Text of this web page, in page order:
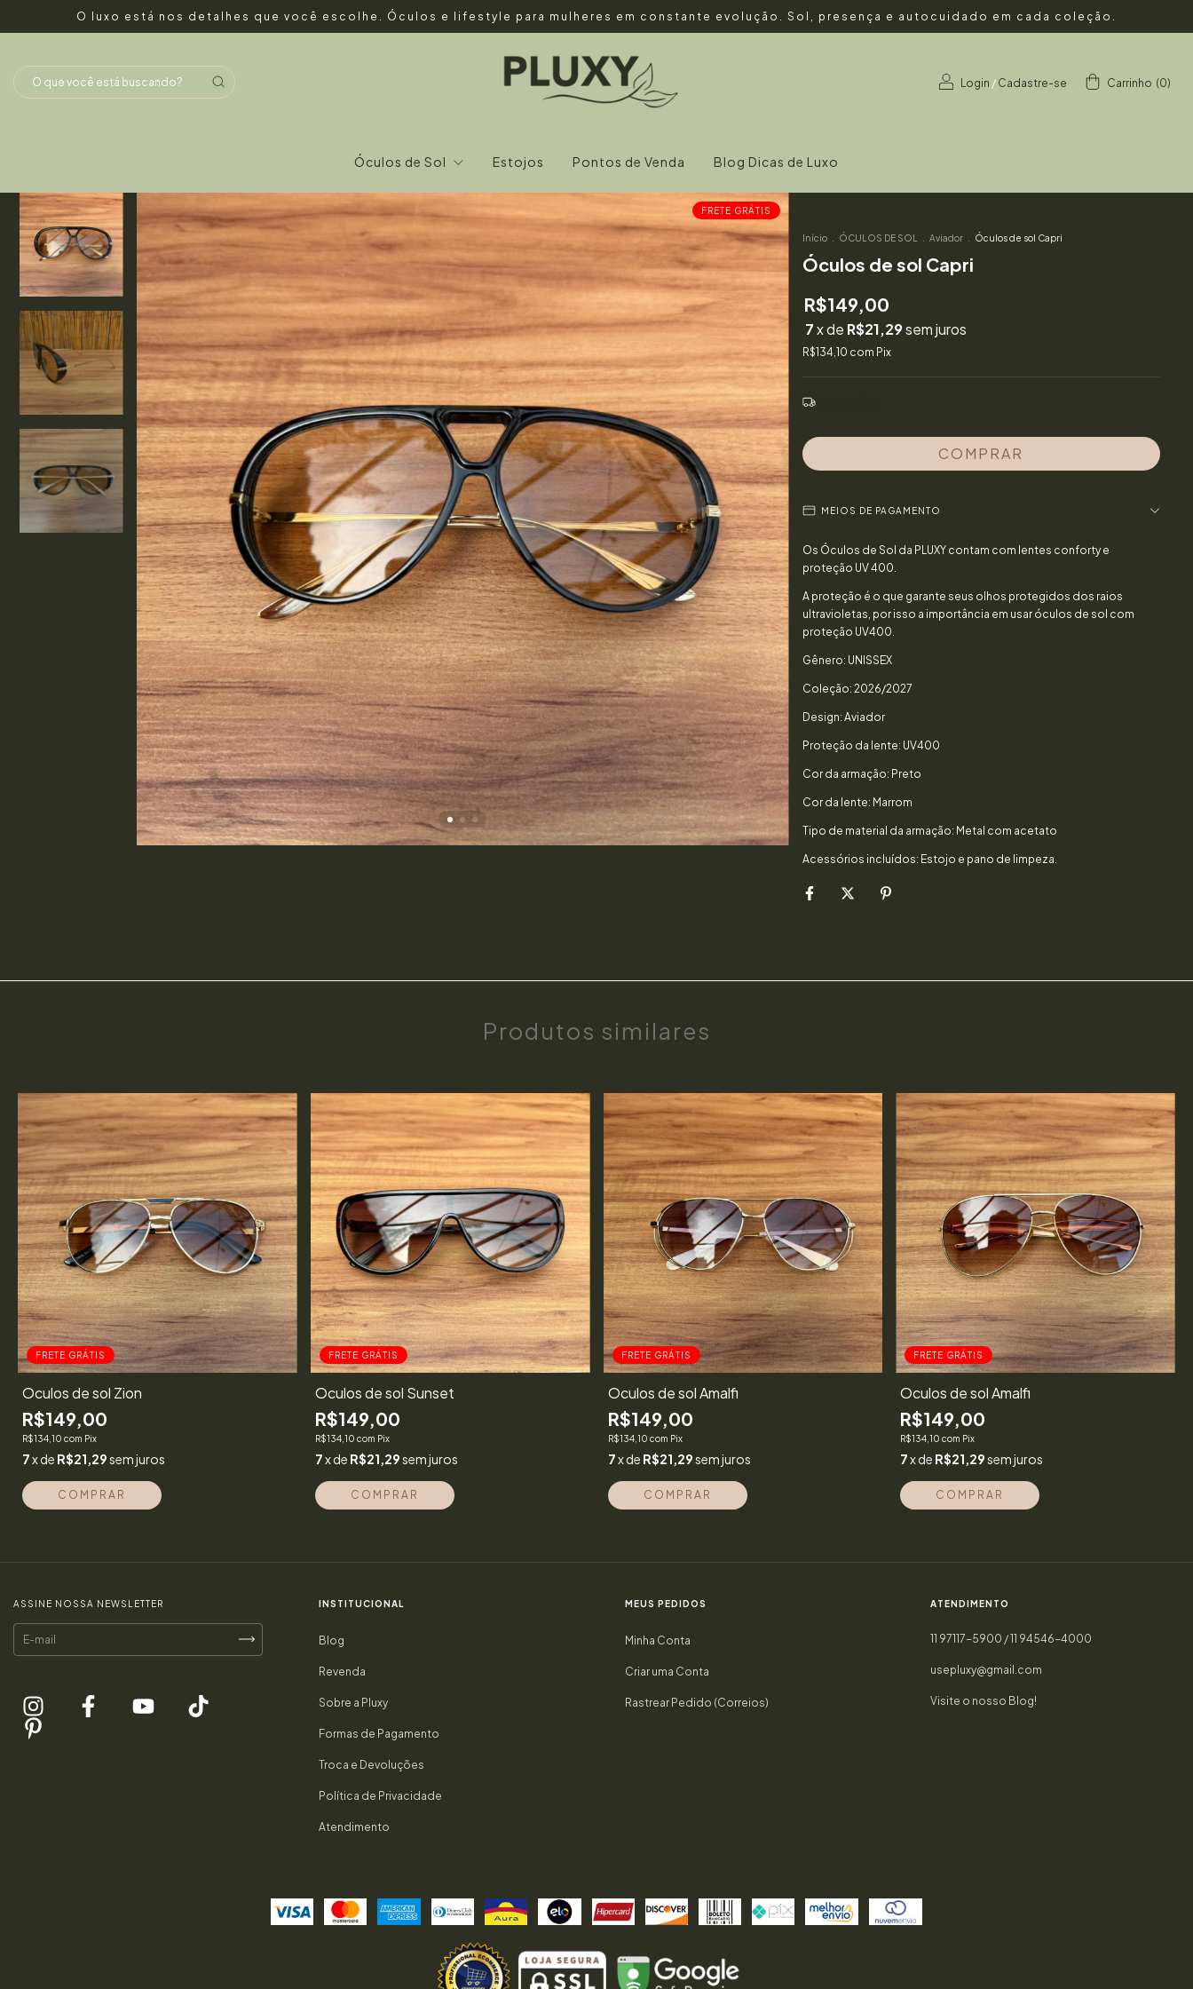
O luxo está nos detalhes que você escolhe. Óculos e lifestyle para mulheres em constante evolução. Sol, presença e autocuidado em cada coleção.
Login / Cadastre-se Carrinho (0)
Óculos de Sol Estojos Pontos de Venda Blog Dicas de Luxo
FRETE GRÁTIS
Início ÓCULOS DE SOL Aviador Óculos de sol Capri
Óculos de sol Capri
R$149,00
7x de R$21,29sem juros
R$134,10 com Pix
MEIOS DE PAGAMENTO
Os Óculos de Sol da PLUXY contam com lentes conforty e
proteção UV 400.
A proteção é o que garante seus olhos protegidos dos raios
ultravioletas, por isso a importância em usar óculos de sol com
proteção UV400.
Gênero: UNISSEX
Coleção: 2026/2027
Design: Aviador
Proteção da lente: UV400
Cor da armação: Preto
Cor da lente: Marrom
Tipo de material da armação: Metal com acetato
Acessórios incluídos: Estojo e pano de limpeza.
Produtos similares
FRETE GRÁTIS
Óculos de sol Zion
R$149,00
R$134,10 com Pix
7x de R$21,29sem juros
FRETE GRÁTIS
Óculos de sol Sunset
R$149,00
R$134,10 com Pix
7x de R$21,29sem juros
FRETE GRÁTIS
Óculos de sol Amalfi
R$149,00
R$134,10 com Pix
7x de R$21,29sem juros
FRETE GRÁTIS
Óculos de sol Amalfi
R$149,00
R$134,10com Pix
7x de R$21,29sem juros
ASSINE NOSSA NEWSLETTER INSTITUCIONAL
Blog
Revenda
Sobre a Pluxy
Formas de Pagamento
Troca e Devoluções
Política de Privacidade
Atendimento
MEUS PEDIDOS
Minha Conta
Criar uma Conta
Rastrear Pedido (Correios)
ATENDIMENTO
11 97117-5900 / 11 94546-4000
usepluxy@gmail.com
Visite o nosso Blog!